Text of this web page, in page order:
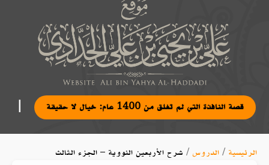
قصة النافذة التي لم تغلق من 1400 عام: خيال لا حقيقة
الرئيسية / الدروس/ شرح الأربعين النووية – الجزء الثالث